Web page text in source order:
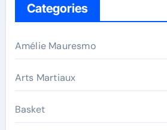
Categories
Amélie Mauresmo
Arts Martiaux
Basket